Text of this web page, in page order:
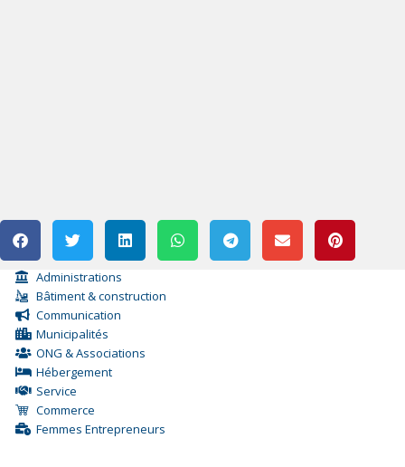
Administrations
Bâtiment & construction
Communication
Municipalités
ONG & Associations
Hébergement
Service
Commerce
Femmes Entrepreneurs